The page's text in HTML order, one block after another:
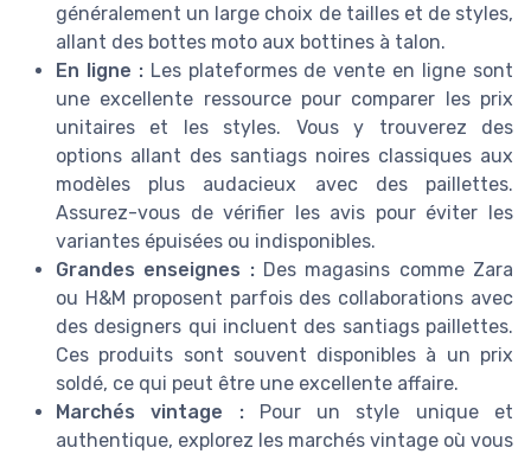
généralement un large choix de tailles et de styles,
allant des bottes moto aux bottines à talon.
En ligne :Les plateformes de vente en ligne sont
une excellente ressource pour comparer les prix
unitaires et les styles. Vous y trouverez des
options allant des santiags noires classiques aux
modèles plus audacieux avec des paillettes.
Assurez-vous de vérifier les avis pour éviter les
variantes épuisées ou indisponibles.
Grandes enseignes :Des magasins comme Zara
ou H&M proposent parfois des collaborations avec
des designers qui incluent des santiags paillettes.
Ces produits sont souvent disponibles à un prix
soldé, ce qui peut être une excellente affaire.
Marchés vintage :Pour un style unique et
authentique, explorez les marchés vintage où vous